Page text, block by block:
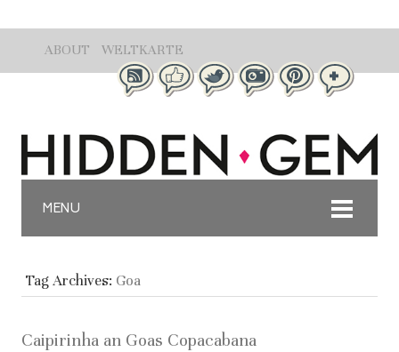
ABOUT WELTKARTE
MENU
Tag Archives: Goa
Caipirinha an Goas Copacabana